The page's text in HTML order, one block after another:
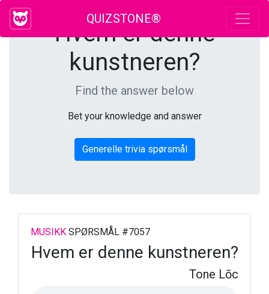
QUIZSTONE®
Hvem er denne
kunstneren?
Find the answer below
Bet your knowledge and answer
Generelle trivia spørsmål
MUSIKK SPØRSMÅL #7057
Hvem er denne kunstneren?
Tone Lōc